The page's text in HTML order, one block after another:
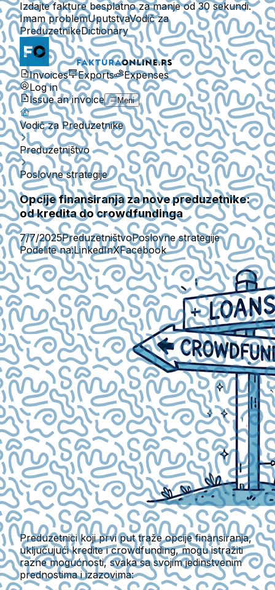
Izdajte fakture besplatno za manje od 30 sekundi.
Imam problemUputstvaVodič za
PreduzetnikeDictionary
Invoices Exports
Expenses
Log in
Issue an invoice
Meni
Vodič za Preduzetnike
Preduzetništvo
Poslovne strategije
Opcije finansiranja za nove preduzetnike:
od kredita do crowdfundinga
7/7/2025PreduzetništvoPoslovne strategije
Podelite na:LinkedInXFacebook
Preduzetnici koji prvi put traže opcije finansiranja,
uključujući kredite i crowdfunding, mogu istražiti
razne mogućnosti, svaka sa svojim jedinstvenim
prednostima i izazovima: